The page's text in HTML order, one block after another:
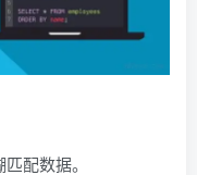
配数据。